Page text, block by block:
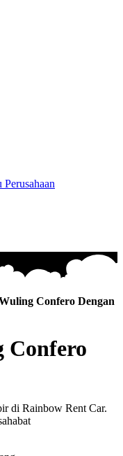
Confero Dengan
Confero
di Rainbow Rent Car.